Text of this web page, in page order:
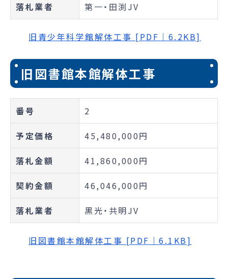
落札業者 第一・田渕JV
旧青少年科学館解体工事 [PDF｜6.2KB]
旧図書館本館解体工事
番号 2
予定価格 45,480,000円
落札金額 41,860,000円
契約金額 46,046,000円
落札業者 黒光・共明JV
旧図書館本館解体工事 [PDF｜6.1KB]